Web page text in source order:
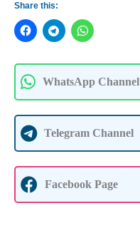
Share this:
WhatsApp Channel
Telegram Channel
Facebook Page